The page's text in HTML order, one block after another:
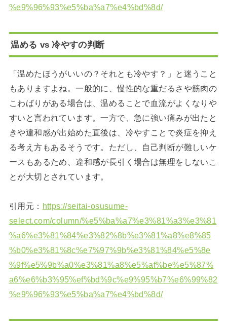
%e9%96%93%e5%ba%a7%e4%bd%8d/
温める vs 冷やすの判断
「温めたほうがいいの？それとも冷やす？」と迷うこと
もありますよね。一般的に、慢性的な重だるさや筋肉の
こわばりがある場合は、温めることで血流がよくなりや
すいと言われています。一方で、急に強い痛みが出たと
きや違和感が出始めた直後は、冷やすことで炎症を抑え
る考え方もあるそうです。ただし、自己判断が難しいケ
ースもあるため、違和感が長引く場合は無理をしないこ
とが大切とされています。
引用元： https://seitai-osusume-
select.com/column/%e5%ba%a7%e3%81%a3%e3%81
%a6%e3%81%84%e3%82%8b%e3%81%a8%e8%85
%b0%e3%81%8c%e7%97%9b%e3%81%84%e5%8e
%9f%e5%9b%a0%e3%81%a8%e5%af%be%e5%87%
a6%e6%b3%95%ef%bd%9c%e9%95%b7%e6%99%82
%e9%96%93%e5%ba%a7%e4%bd%8d/